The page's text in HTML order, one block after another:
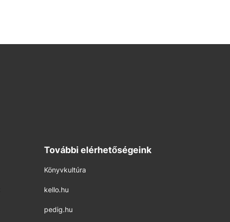
További elérhetőségeink
Könyvkultúra
kello.hu
pedig.hu